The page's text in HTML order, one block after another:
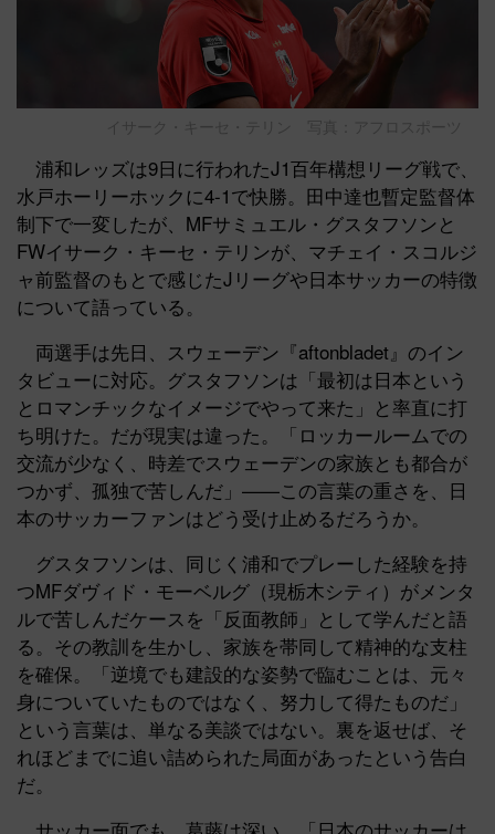
イサーク・キーセ・テリン 写真：アフロスポーツ
浦和レッズは9日に行われたJ1百年構想リーグ戦で、
水戸ホーリーホックに4-1で快勝。田中達也暫定監督体
制下で一変したが、MFサミュエル・グスタフソンと
FWイサーク・キーセ・テリンが、マチェイ・スコルジ
ャ前監督のもとで感じたJリーグや日本サッカーの特徴
について語っている。
両選手は先日、スウェーデン『aftonbladet』のイン
タビューに対応。グスタフソンは「最初は日本という
とロマンチックなイメージでやって来た」と率直に打
ち明けた。だが現実は違った。「ロッカールームでの
交流が少なく、時差でスウェーデンの家族とも都合が
つかず、孤独で苦しんだ」——この言葉の重さを、日
本のサッカーファンはどう受け止めるだろうか。
グスタフソンは、同じく浦和でプレーした経験を持
つMFダヴィド・モーベルグ（現栃木シティ）がメンタ
ルで苦しんだケースを「反面教師」として学んだと語
る。その教訓を生かし、家族を帯同して精神的な支柱
を確保。「逆境でも建設的な姿勢で臨むことは、元々
身についていたものではなく、努力して得たものだ」
という言葉は、単なる美談ではない。裏を返せば、そ
れほどまでに追い詰められた局面があったという告白
だ。